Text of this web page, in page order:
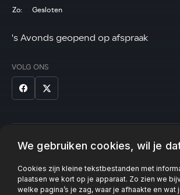
Zo:
Gesloten
's Avonds geopend op afspraak
VOLG ONS
Privacy policy
We gebruiken cookies, wil je
Cookies zijn kleine tekstbestanden met
plaatsen we kort op je apparaat. Zo zien we
welke pagina’s je zag, waar je afhaakte en wat